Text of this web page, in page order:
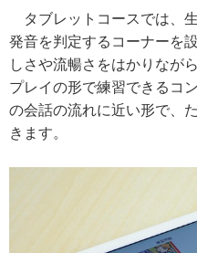
タブレットコースでは、
発音を判定するコーナーを
しさや流暢さをはかりなが
プレイの形で練習できるコ
の会話の流れに近い形で、
きます。